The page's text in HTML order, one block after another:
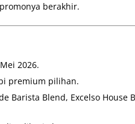
berakhir.
2026.
premium pilihan.
Barista Blend, Excelso House